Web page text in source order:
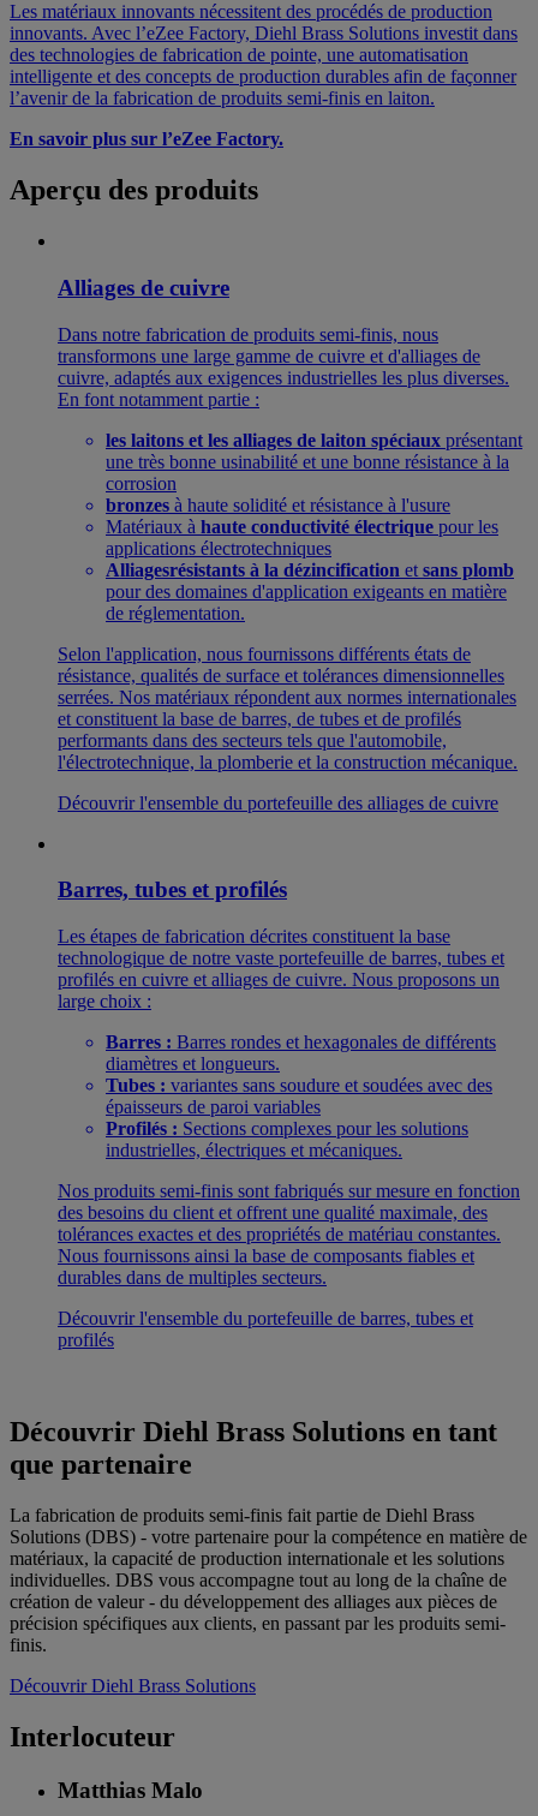
Les matériaux innovants nécessitent des procédés de production
innovants. Avec l’eZee Factory, Diehl Brass Solutions investit dans
des technologies de fabrication de pointe, une automatisation
intelligente et des concepts de production durables afin de façonner
l’avenir de la fabrication de produits semi-finis en laiton.
En savoir plus sur l’eZee Factory.
Aperçu des produits
Alliages de cuivre
Dans notre fabrication de produits semi-finis, nous
transformons une large gamme de cuivre et d'alliages de
cuivre, adaptés aux exigences industrielles les plus diverses.
En font notamment partie :
les laitons et les alliages de laiton spéciaux présentant
une très bonne usinabilité et une bonne résistance à la
corrosion
bronzes à haute solidité et résistance à l'usure
Matériaux à haute conductivité électrique pour les
applications électrotechniques
Alliagesrésistants à la dézincification et sans plomb
pour des domaines d'application exigeants en matière
de réglementation.
Selon l'application, nous fournissons différents états de
résistance, qualités de surface et tolérances dimensionnelles
serrées. Nos matériaux répondent aux normes internationales
et constituent la base de barres, de tubes et de profilés
performants dans des secteurs tels que l'automobile,
l'électrotechnique, la plomberie et la construction mécanique.
Découvrir l'ensemble du portefeuille des alliages de cuivre
Barres, tubes et profilés
Les étapes de fabrication décrites constituent la base
technologique de notre vaste portefeuille de barres, tubes et
profilés en cuivre et alliages de cuivre. Nous proposons un
large choix :
Barres : Barres rondes et hexagonales de différents
diamètres et longueurs.
Tubes : variantes sans soudure et soudées avec des
épaisseurs de paroi variables
Profilés : Sections complexes pour les solutions
industrielles, électriques et mécaniques.
Nos produits semi-finis sont fabriqués sur mesure en fonction
des besoins du client et offrent une qualité maximale, des
tolérances exactes et des propriétés de matériau constantes.
Nous fournissons ainsi la base de composants fiables et
durables dans de multiples secteurs.
Découvrir l'ensemble du portefeuille de barres, tubes et
profilés
Découvrir Diehl Brass Solutions en tant
que partenaire
La fabrication de produits semi-finis fait partie de Diehl Brass
Solutions (DBS) - votre partenaire pour la compétence en matière de
matériaux, la capacité de production internationale et les solutions
individuelles. DBS vous accompagne tout au long de la chaîne de
création de valeur - du développement des alliages aux pièces de
précision spécifiques aux clients, en passant par les produits semi-
finis.
Découvrir Diehl Brass Solutions
Interlocuteur
Matthias Malo